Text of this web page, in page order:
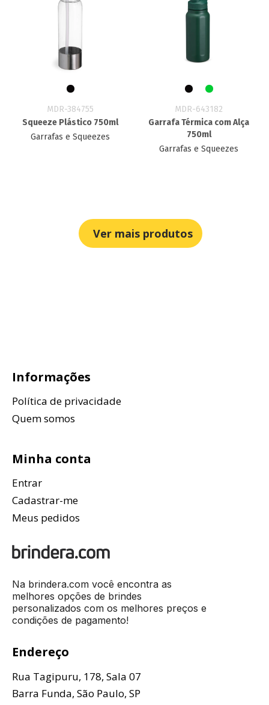
MDR-384755
Squeeze Plástico 750ml
Garrafas e Squeezes
MDR-643182
Garrafa Térmica com Alça
750ml
Garrafas e Squeezes
Ver mais produtos
Informações
Política de privacidade
Quem somos
Minha conta
Entrar
Cadastrar-me
Meus pedidos
Na brindera.com você encontra as
melhores opções de brindes
personalizados com os melhores preços e
condições de pagamento!
Endereço
Rua Tagipuru, 178, Sala 07
Barra Funda, São Paulo, SP